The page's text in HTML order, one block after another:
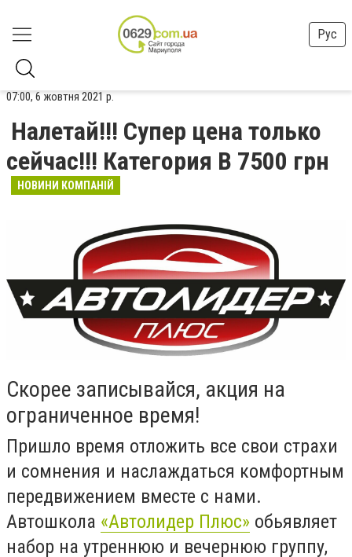
Рус
07:00, 6 жовтня 2021 р.
Налетай!!! Супер цена только
сейчас!!! Категория В 7500 грн
НОВИНИ КОМПАНІЙ
Скорее записывайся, акция на
ограниченное время!
Пришло время отложить все свои страхи
и сомнения и наслаждаться комфортным
передвижением вместе с нами.
Автошкола «Автолидер Плюс» обьявляет
набор на утреннюю и вечернюю группу,